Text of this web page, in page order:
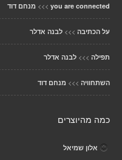
you are connected
>>> מנחם דוד
על הכתיבה >>> לבנה אדלר
תפילה >>> לבנה אדלר
השתחוויה >>> מנחם דוד
כמה מהיוצרים
אלון שמיאל